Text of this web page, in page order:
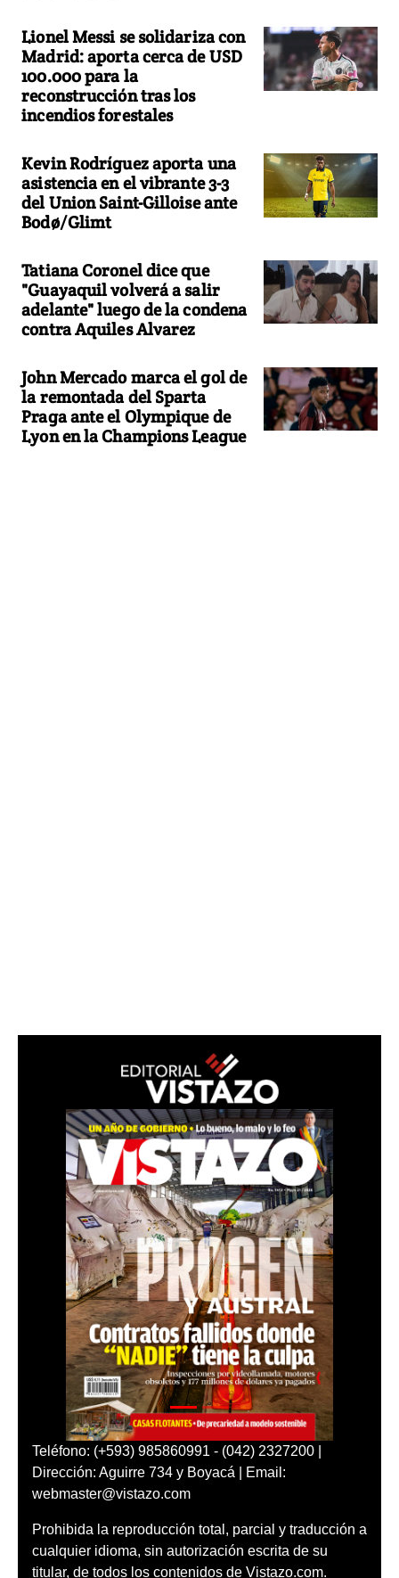
Lionel Messi se solidariza con
Madrid: aporta cerca de USD
100.000 para la
reconstrucción tras los
incendios forestales
Kevin Rodríguez aporta una
asistencia en el vibrante 3-3
del Union Saint-Gilloise ante
Bodø/Glimt
Tatiana Coronel dice que
"Guayaquil volverá a salir
adelante" luego de la condena
contra Aquiles Alvarez
John Mercado marca el gol de
la remontada del Sparta
Praga ante el Olympique de
Lyon en la Champions League
Teléfono: (+593) 985860991 - (042) 2327200 |
Dirección: Aguirre 734 y Boyacá | Email:
webmaster@vistazo.com
Prohibida la reproducción total, parcial y traducción a
cualquier idioma, sin autorización escrita de su
titular, de todos los contenidos de Vistazo.com.